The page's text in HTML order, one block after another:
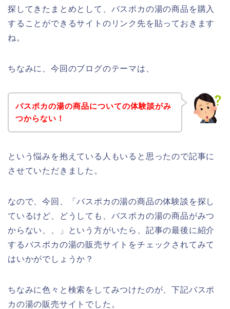
探してきたまとめとして、バスポカの湯の商品を購入
することができるサイトのリンク先を貼っておきます
ね。
ちなみに、今回のブログのテーマは、
バスポカの湯の商品についての体験談がみ
つからない！
という悩みを抱えている人もいると思ったので記事に
させていただきました。
なので、今回、「バスポカの湯の商品の体験談を探し
ているけど、どうしても、バスポカの湯の商品がみつ
からない、、」という方がいたら、記事の最後に紹介
するバスポカの湯の販売サイトをチェックされてみて
はいかがでしょうか？
ちなみに色々と検索をしてみつけたのが、下記バスポ
カの湯の販売サイトでした。